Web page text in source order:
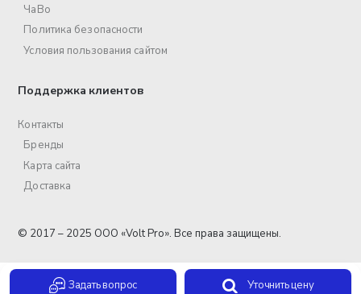
Задать вопрос Уточнить цену
ЧаВо
Политика безопасности
Условия пользования сайтом
Поддержка клиентов
Контакты
Бренды
Карта сайта
Доставка
© 2017 – 2025 ООО «Volt Pro». Все права защищены.